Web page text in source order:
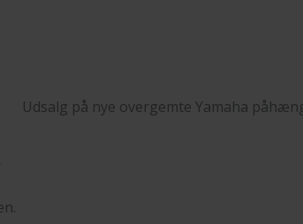
Udsalg på nye overgemte Yamaha